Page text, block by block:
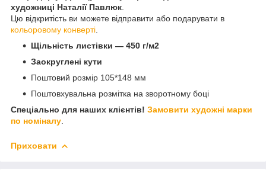
художниці Наталії Павлюк
Цю відкритість ви можете відправити або подарувати в
кольоровому конверті
Щільність листівки — 450 г/м2
Заокруглені кути
Поштовий розмір 105*148 мм
Поштовхувальна розмітка на зворотному боці
Спеціально для наших клієнтів! Замовити художні марки
по номіналу
Приховати